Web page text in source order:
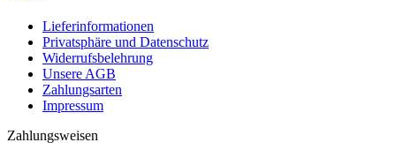
Lieferinformationen
Privatsphäre und Datenschutz
Widerrufsbelehrung
Unsere AGB
Zahlungsarten
Impressum
Zahlungsweisen